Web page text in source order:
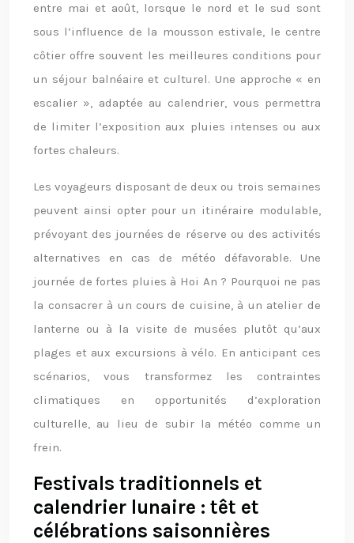
entre mai et août, lorsque le nord et le sud sont
sous l’influence de la mousson estivale, le centre
côtier offre souvent les meilleures conditions pour
un séjour balnéaire et culturel. Une approche « en
escalier », adaptée au calendrier, vous permettra
de limiter l’exposition aux pluies intenses ou aux
fortes chaleurs.
Les voyageurs disposant de deux ou trois semaines
peuvent ainsi opter pour un itinéraire modulable,
prévoyant des journées de réserve ou des activités
alternatives en cas de météo défavorable. Une
journée de fortes pluies à Hoi An ? Pourquoi ne pas
la consacrer à un cours de cuisine, à un atelier de
lanterne ou à la visite de musées plutôt qu’aux
plages et aux excursions à vélo. En anticipant ces
scénarios, vous transformez les contraintes
climatiques en opportunités d’exploration
culturelle, au lieu de subir la météo comme un
frein.
Festivals traditionnels et
calendrier lunaire : têt et
célébrations saisonnières